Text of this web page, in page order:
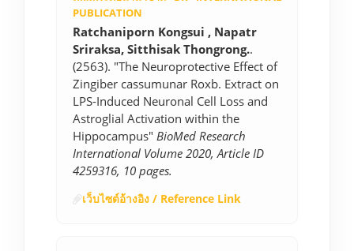
PUBLICATION
Ratchaniporn Kongsui , Napatr
Sriraksa, Sitthisak Thongrong..
(2563). "The Neuroprotective Effect of
Zingiber cassumunar Roxb. Extract on
LPS-Induced Neuronal Cell Loss and
Astroglial Activation within the
Hippocampus" BioMed Research
International Volume 2020, Article ID
4259316, 10 pages.
เว็บไซต์อ้างอิง / Reference Link